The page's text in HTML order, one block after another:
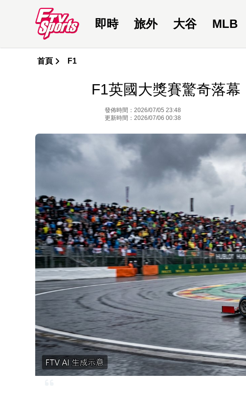
即時 旅外 大谷 MLB
首頁 F1
F1英國大獎賽驚奇落
發佈時間：2026/07/05 23:48
更新時間：2026/07/06 00:38